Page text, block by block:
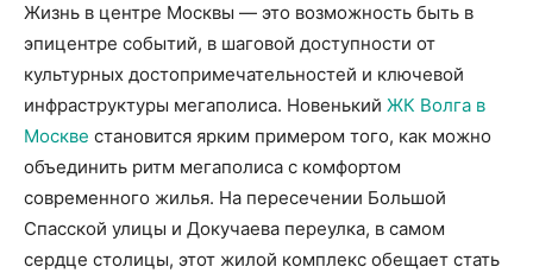
Жизнь в центре Москвы — это возможность быть в
эпицентре событий, в шаговой доступности от
культурных достопримечательностей и ключевой
инфраструктуры мегаполиса. Новенький ЖК Волга в
Москве становится ярким примером того, как можно
объединить ритм мегаполиса с комфортом
современного жилья. На пересечении Большой
Спасской улицы и Докучаева переулка, в самом
сердце столицы, этот жилой комплекс обещает стать